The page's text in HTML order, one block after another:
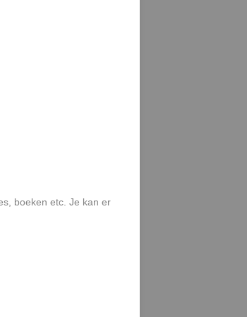
boeken etc. Je kan er